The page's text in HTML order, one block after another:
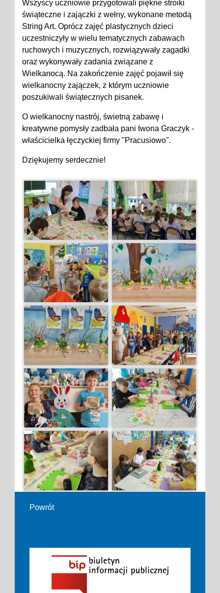
Wszyscy uczniowie przygotowali piękne stroiki
świąteczne i zajączki z wełny, wykonane metodą
String Art. Oprócz zajęć plastycznych dzieci
uczestniczyły w wielu tematycznych zabawach
ruchowych i muzycznych, rozwiązywały zagadki
oraz wykonywały zadania związane z
Wielkanocą. Na zakończenie zajęć pojawił się
wielkanocny zajączek, z którym uczniowie
poszukiwali świątecznych pisanek.
O wielkanocny nastrój, świetną zabawę i
kreatywne pomysły zadbała pani Iwona Graczyk -
właścicielka łęczyckiej firmy "Pracusiowo".
Dziękujemy serdecznie!
Powrót